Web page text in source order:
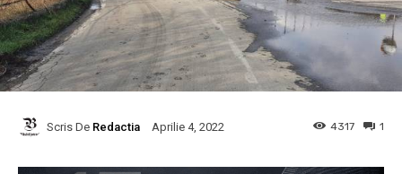
Scris De Redactia Aprilie 4, 2022 1
4317